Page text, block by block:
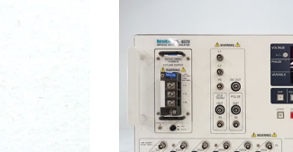
50％（割引率50％
48％（割引率52％